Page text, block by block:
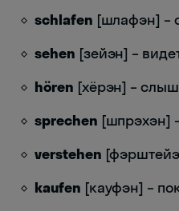
schlafen [шлафэн] –
sehen [зейэн] –
hören [хёрэн] –
sprechen [шпрэхэн]
verstehen
kaufen [кауфэн] –